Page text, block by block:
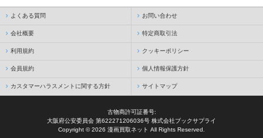
よくある質問 お問い合わせ
会社概要 特定商取引法
利用規約 クッキーポリシー
会員規約 個人情報保護方針
カスタマーハラスメントに関する方針 サイトマップ
古物商許可証番号:
大阪府公安委員会 第622271206036号 株式会社ブックサプライ
Copyright © 2026 漫画買取ネット All Rights Reserved.